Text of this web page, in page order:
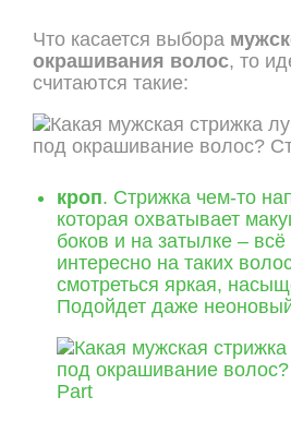
Что касается выбора
окрашивания волос, то
считаются такие:
кроп. Стрижка чем-то
которая охватывает
боков и на затылке –
интересно на таких
смотреться яркая,
Подойдет даже